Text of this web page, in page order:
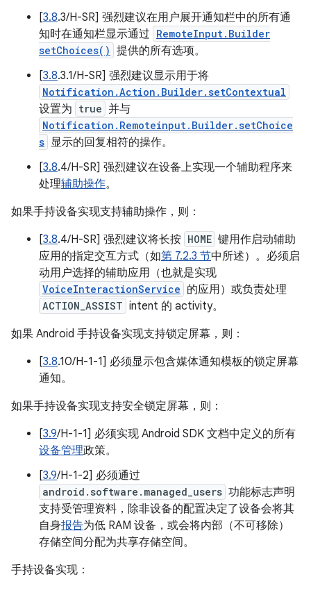
[3.8.3/H-SR] 强烈建议在用户展开通知栏中的所有通
知时在通知栏显示通过 RemoteInput.Builder
setChoices() 提供的所有选项。
[3.8.3.1/H-SR] 强烈建议显示用于将
Notification.Action.Builder.setContextual
设置为 true 并与
Notification.Remoteinput.Builder.setChoice
s 显示的回复相符的操作。
[3.8.4/H-SR] 强烈建议在设备上实现一个辅助程序来
处理辅助操作。
如果手持设备实现支持辅助操作，则：
[3.8.4/H-SR] 强烈建议将长按 HOME 键用作启动辅助
应用的指定交互方式（如第 7.2.3 节中所述）。必须启
动用户选择的辅助应用（也就是实现
VoiceInteractionService 的应用）或负责处理
ACTION_ASSIST intent 的 activity。
如果 Android 手持设备实现支持锁定屏幕，则：
[3.8.10/H-1-1] 必须显示包含媒体通知模板的锁定屏幕
通知。
如果手持设备实现支持安全锁定屏幕，则：
[3.9/H-1-1] 必须实现 Android SDK 文档中定义的所有
设备管理政策。
[3.9/H-1-2] 必须通过
android.software.managed_users 功能标志声明
支持受管理资料，除非设备的配置决定了设备会将其
自身报告为低 RAM 设备，或会将内部（不可移除）
存储空间分配为共享存储空间。
手持设备实现：